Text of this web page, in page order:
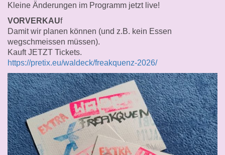
Kleine Änderungen im Programm jetzt live!
VORVERKAUf
Damit wir planen können (und z.B. kein Essen
wegschmeissen müssen).
Kauft JETZT Tickets.
https://pretix.eu/waldeck/freakquenz-2026/